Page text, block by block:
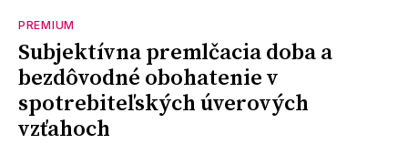
PREMIUM
Subjektívna premlčacia doba a
bezdôvodné obohatenie v
spotrebiteľských úverových
vzťahoch